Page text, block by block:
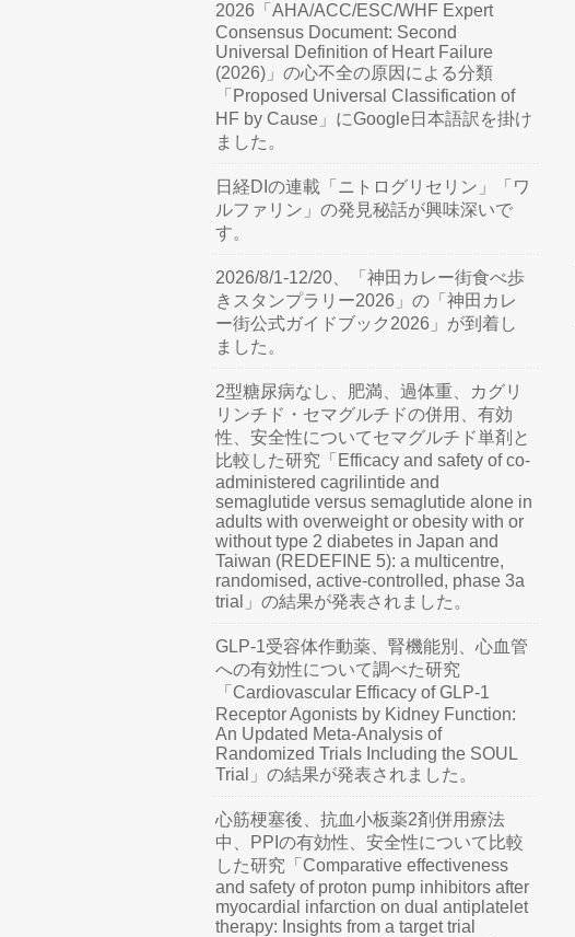
2026「AHA/ACC/ESC/WHF Expert
Consensus Document: Second
Universal Definition of Heart Failure
(2026)」の心不全の原因による分類
「Proposed Universal Classification of
HF by Cause」にGoogle日本語訳を掛け
ました。
日経DIの連載「ニトログリセリン」「ワ
ルファリン」の発見秘話が興味深いで
す。
2026/8/1-12/20、「神田カレー街食べ歩
きスタンプラリー2026」の「神田カレ
ー街公式ガイドブック2026」が到着し
ました。
2型糖尿病なし、肥満、過体重、カグリ
リンチド・セマグルチドの併用、有効
性、安全性についてセマグルチド単剤と
比較した研究「Efficacy and safety of co-
administered cagrilintide and
semaglutide versus semaglutide alone in
adults with overweight or obesity with or
without type 2 diabetes in Japan and
Taiwan (REDEFINE 5): a multicentre,
randomised, active-controlled, phase 3a
trial」の結果が発表されました。
GLP-1受容体作動薬、腎機能別、心血管
への有効性について調べた研究
「Cardiovascular Efficacy of GLP-1
Receptor Agonists by Kidney Function:
An Updated Meta-Analysis of
Randomized Trials Including the SOUL
Trial」の結果が発表されました。
心筋梗塞後、抗血小板薬2剤併用療法
中、PPIの有効性、安全性について比較
した研究「Comparative effectiveness
and safety of proton pump inhibitors after
myocardial infarction on dual antiplatelet
therapy: Insights from a target trial